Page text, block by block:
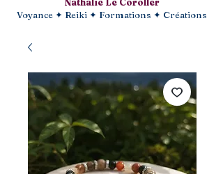
Voyance ✦ Reiki ✦ Formations ✦ Créations